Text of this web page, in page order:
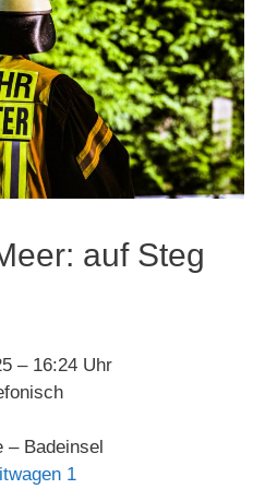
auf Steg
– 16:24 Uhr
– Badeinsel
1